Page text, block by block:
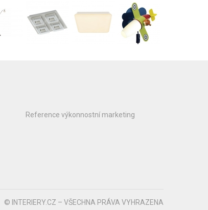
Reference výkonnostní marketing
© INTERIERY.CZ – VŠECHNA PRÁVA VYHRAZENA